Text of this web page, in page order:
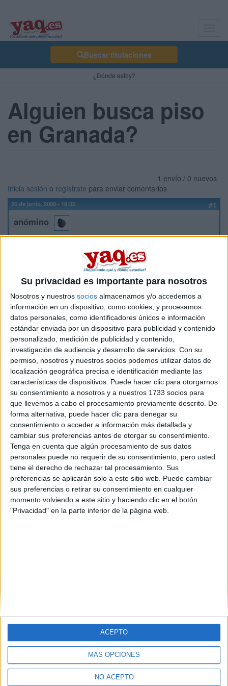
Su privacidad es importante para nosotros
Nosotros y nuestros socios almacenamos y/o accedemos a
información en un dispositivo, como cookies, y procesamos
datos personales, como identificadores únicos e información
estándar enviada por un dispositivo para publicidad y contenido
personalizado, medición de publicidad y contenido,
investigación de audiencia y desarrollo de servicios. Con su
permiso, nosotros y nuestros socios podemos utilizar datos de
localización geográfica precisa e identificación mediante las
características de dispositivos. Puede hacer clic para otorgarnos
su consentimiento a nosotros y a nuestros 1733 socios para
que llevemos a cabo el procesamiento previamente descrito. De
forma alternativa, puede hacer clic para denegar su
consentimiento o acceder a información más detallada y
cambiar sus preferencias antes de otorgar su consentimiento.
Tenga en cuenta que algún procesamiento de sus datos
personales puede no requerir de su consentimiento, pero usted
tiene el derecho de rechazar tal procesamiento. Sus
preferencias se aplicarán solo a este sitio web. Puede cambiar
sus preferencias o retirar su consentimiento en cualquier
momento volviendo a este sitio y haciendo clic en el botón
"Privacidad" en la parte inferior de la página web.
MÁS OPCIONES
NO ACEPTO
ACEPTO
Buscar titulaciones
¿Dónde estoy?
Alguien busca piso
en Granada?
1 envío / 0 nuevos
Inicia sesión o regístrate para enviar comentarios
26 de junio, 2008 - 19:35 #1
anómino
Pues así estoy yo, buscando piso en Granada... Más
concretamente, me interesa por la zona del centro de
Granada, cerca de la facultad de traducción (ya que es lo que
voy a estudiar). Si estás en la misma situación, puedes
agregarme y hablamos:
is*mael.da@hotm*ail.com (sin los asteriscos)
Saludos
Inicio
Etiquetas: La universidad - un mundo
Quiénes somos|Contactar|Anúnciate
Politica de privacidad|Condiciones generales